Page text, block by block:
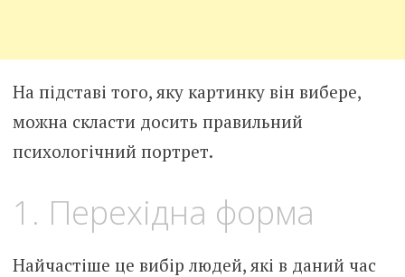
На підставі того, яку картинку він вибере,
можна скласти досить правильний
психологічний портрет.
1. Перехідна форма
Найчастіше це вибір людей, які в даний час